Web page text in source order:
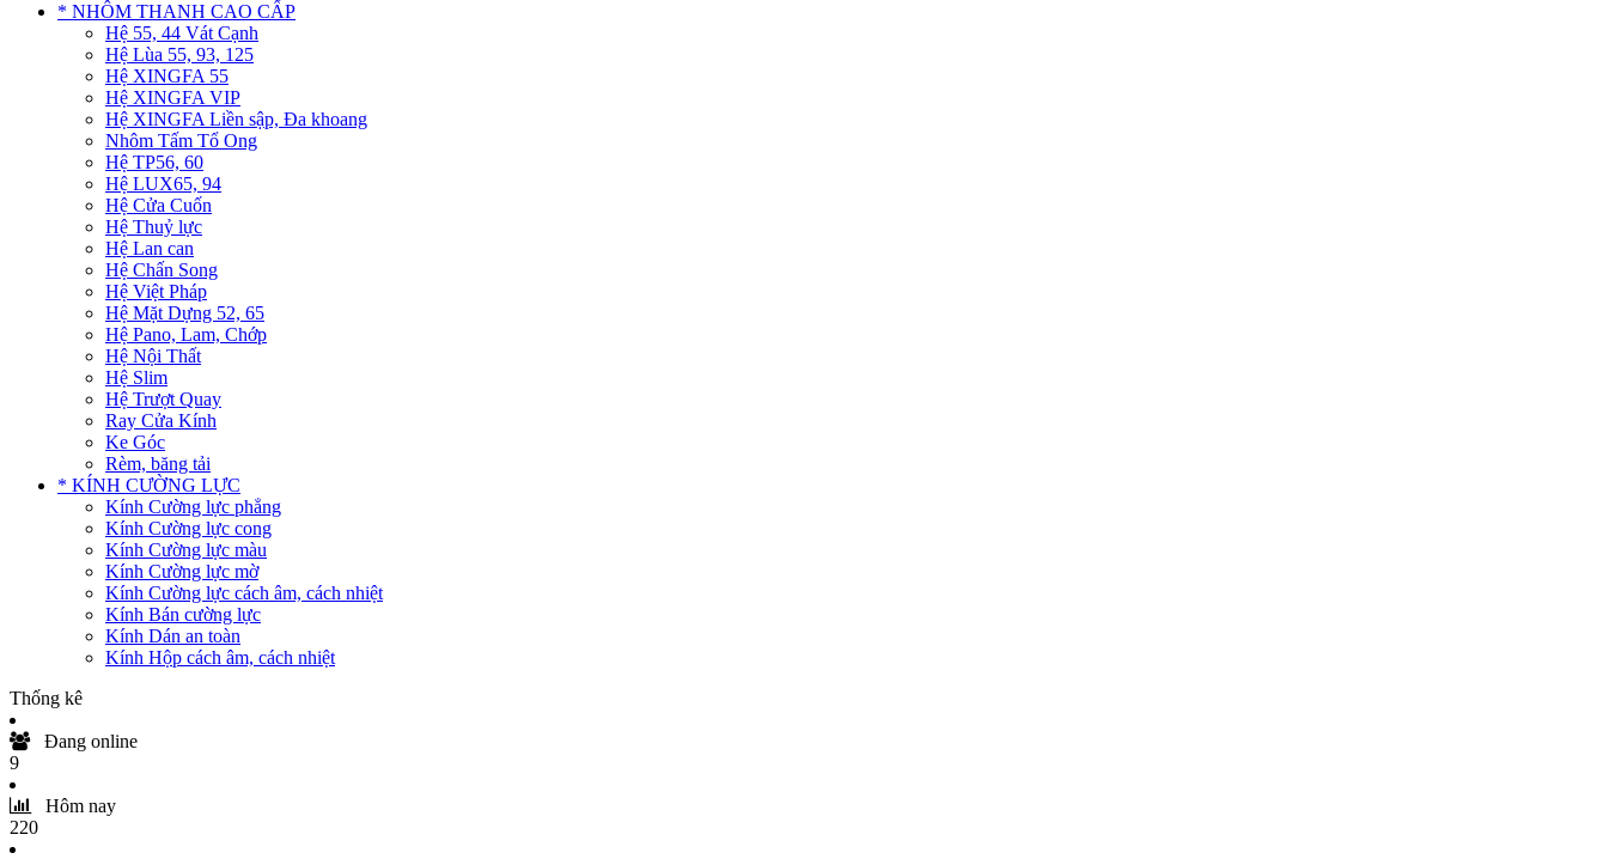
* NHÔM THANH CAO CẤP
Hệ 55, 44 Vát Cạnh
Hệ Lùa 55, 93, 125
Hệ XINGFA 55
Hệ XINGFA VIP
Hệ XINGFA Liền sập, Đa khoang
Nhôm Tấm Tổ Ong
Hệ TP56, 60
Hệ LUX65, 94
Hệ Cửa Cuốn
Hệ Thuỷ lực
Hệ Lan can
Hệ Chấn Song
Hệ Việt Pháp
Hệ Mặt Dựng 52, 65
Hệ Pano, Lam, Chớp
Hệ Nội Thất
Hệ Slim
Hệ Trượt Quay
Ray Cửa Kính
Ke Góc
Rèm, băng tải
* KÍNH CƯỜNG LỰC
Kính Cường lực phẳng
Kính Cường lực cong
Kính Cường lực màu
Kính Cường lực mờ
Kính Cường lực cách âm, cách nhiệt
Kính Bán cường lực
Kính Dán an toàn
Kính Hộp cách âm, cách nhiệt
Thống kê
Đang online
9
Hôm nay
220